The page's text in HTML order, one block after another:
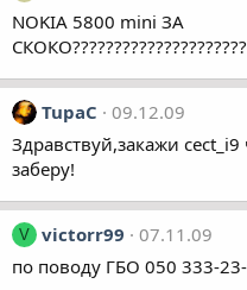
NOKIA 5800 mini ЗА
TupaC
09.12.09
Здравствуй,закажи
заберу!
V victorr99
07.11.09
по поводу ГБО 050 333-